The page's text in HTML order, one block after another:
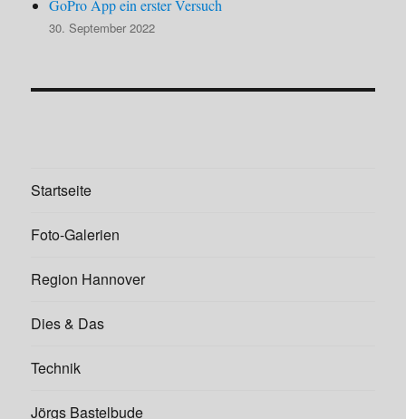
GoPro App ein erster Versuch
30. September 2022
Startseite
Foto-Galerien
Region Hannover
Dies & Das
Technik
Jörgs Bastelbude